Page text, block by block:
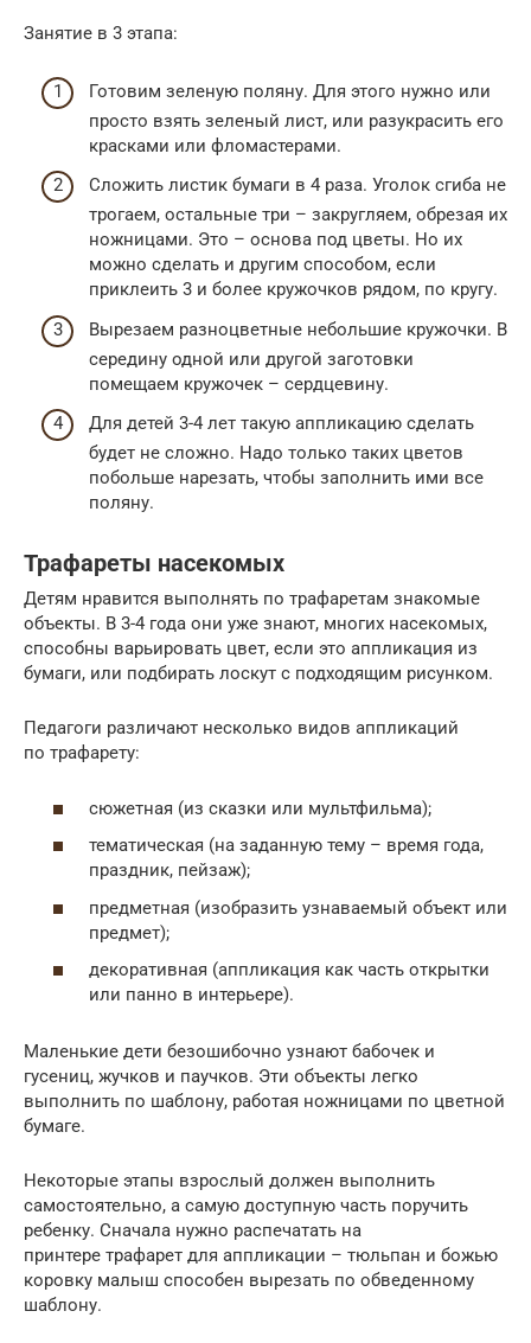
Занятие в 3 этапа:
Готовим зеленую поляну. Для этого нужно или
просто взять зеленый лист, или разукрасить его
красками или фломастерами.
Сложить листик бумаги в 4 раза. Уголок сгиба не
трогаем, остальные три – закругляем, обрезая их
ножницами. Это – основа под цветы. Но их
можно сделать и другим способом, если
приклеить 3 и более кружочков рядом, по кругу.
Вырезаем разноцветные небольшие кружочки. В
середину одной или другой заготовки
помещаем кружочек – сердцевину.
Для детей 3-4 лет такую аппликацию сделать
будет не сложно. Надо только таких цветов
побольше нарезать, чтобы заполнить ими все
поляну.
Трафареты насекомых
Детям нравится выполнять по трафаретам знакомые
объекты. В 3-4 года они уже знают, многих насекомых,
способны варьировать цвет, если это аппликация из
бумаги, или подбирать лоскут с подходящим рисунком.
Педагоги различают несколько видов аппликаций
по трафарету:
сюжетная (из сказки или мультфильма);
тематическая (на заданную тему – время года,
праздник, пейзаж);
предметная (изобразить узнаваемый объект или
предмет);
декоративная (аппликация как часть открытки
или панно в интерьере).
Маленькие дети безошибочно узнают бабочек и
гусениц, жучков и паучков. Эти объекты легко
выполнить по шаблону, работая ножницами по цветной
бумаге.
Некоторые этапы взрослый должен выполнить
самостоятельно, а самую доступную часть поручить
ребенку. Сначала нужно распечатать на
принтере трафарет для аппликации – тюльпан и божью
коровку малыш способен вырезать по обведенному
шаблону.